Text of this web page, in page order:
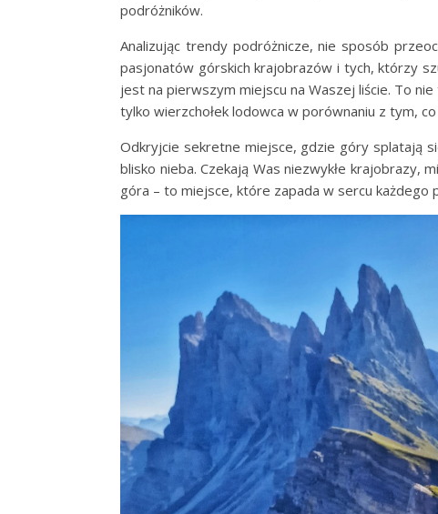
podróżników.
Analizując trendy podróżnicze, nie sposób
pasjonatów górskich krajobrazów i tych, którzy
jest na pierwszym miejscu na Waszej liście. To
tylko wierzchołek lodowca w porównaniu z tym,
Odkryjcie sekretne miejsce, gdzie góry splatają
blisko nieba. Czekają Was niezwykłe
góra – to miejsce, które zapada w sercu każdego